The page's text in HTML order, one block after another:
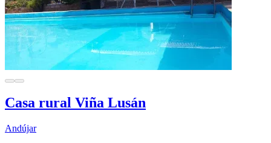
Casa rural Viña Lusán
Andújar